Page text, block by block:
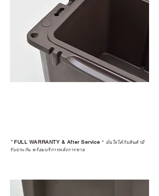
*FULL WARRANTY & After Service * มั่นใจได้กับสินค้ามี
รับประกัน พร้อมบริการหลังการขาย